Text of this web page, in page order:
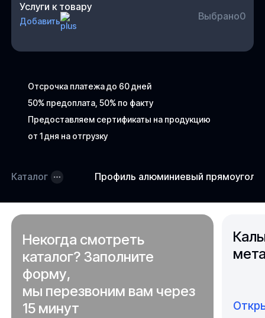
Отсрочка платежа до 60 дней
50% предоплата, 50% по факту
Предоставляем сертификаты на продукцию
от 1 дня на отгрузку
Услуги к товару
Добавить Выбрано0
Каталог Профиль алюминиевый
Некогда смотреть
каталог? Заполните
форму,
мы перезвоним вам через
15 минут